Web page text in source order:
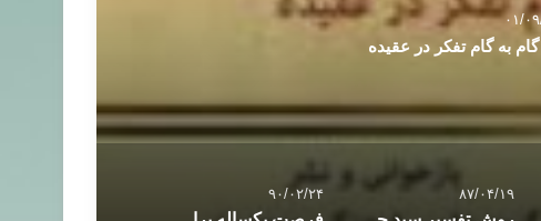
۰۶
به گام تفکر در عقیده
۸۷/۰۴/۱۹ ۹۰/۰۲/۲۴